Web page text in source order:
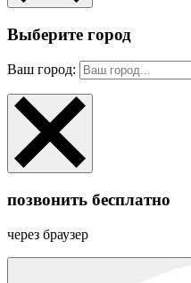
Выберите город
Ваш город:
позвонить бесплатно
через браузер